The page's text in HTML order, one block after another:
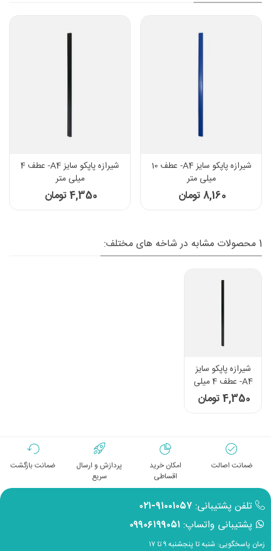
شیرازه پاپکو سایز A4- عطف 10
میلی متر
8,160 تومان
شیرازه پاپکو سایز A4- عطف 4
میلی متر
4,350 تومان
1 محصولات مشابه در شاخه های مختلف:
شیرازه پاپکو سایز
A4- عطف 4 میلی
متر4,350 تومان
ضمانت اصالت
امکان خرید
اقساطی
پردازش و ارسال
سریع
ضمانت بازگشت
تلفن پشتیبانی: ۹۱۰۰۱۰۵۷-۰۲۱
پشتیبانی واتساپ: ۰۹۹۰۶۱۹۹۰۵۱
زمان پاسخگویی: شنبه تا پنجشنبه ۹ تا ۱۷